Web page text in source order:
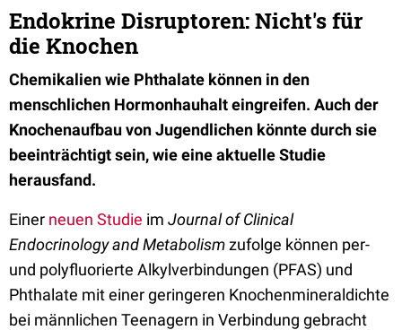
Endokrine Disruptoren: Nicht's für
die Knochen
Chemikalien wie Phthalate können in den
menschlichen Hormonhauhalt eingreifen. Auch der
Knochenaufbau von Jugendlichen könnte durch sie
beeinträchtigt sein, wie eine aktuelle Studie
herausfand.
Einer neuen Studie im Journal of Clinical
Endocrinology and Metabolismzufolge können per-
und polyfluorierte Alkylverbindungen (PFAS) und
Phthalate mit einer geringeren Knochenmineraldichte
bei männlichen Teenagern in Verbindung gebracht